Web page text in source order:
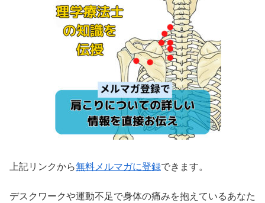
上記リンクから無料メルマガに登録できます。
デスクワークや運動不足で身体の痛みを抱えているあなた